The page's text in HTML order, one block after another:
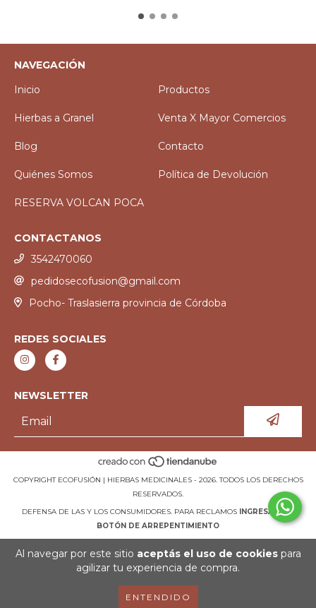
Al navegar por este sitio aceptás el uso de cookiespara
agilizar tu experiencia de compra.
ENTENDIDO
NAVEGACIÓN
Inicio
Productos
Hierbas a Granel Venta X Mayor Comercios
Blog Contacto
Quiénes Somos Política de Devolución
RESERVA VOLCAN POCA
CONTACTANOS
3542470060
pedidosecofusion@gmail.com
Pocho- Traslasierra provincia de Córdoba
REDES SOCIALES
NEWSLETTER
COPYRIGHT ECOFUSIÓN | HIERBAS MEDICINALES - 2026. TODOS LOS DERECHOS
RESERVADOS.
DEFENSA DE LAS Y LOS CONSUMIDORES. PARA RECLAMOS INGRESÁ ACÁ.
BOTÓN DE ARREPENTIMIENTO